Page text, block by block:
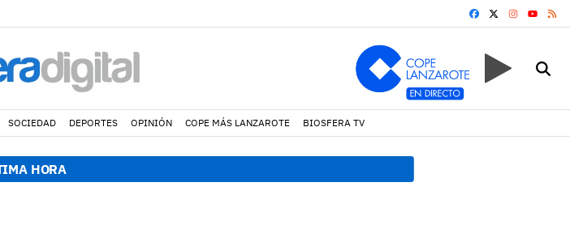
FACEBOOK
YOUTUBE
SOCIEDAD DEPORTES OPINIÓN COPE MÁS LANZAROTE BIOSFERA TV
HORA
alumbrado de la avenida Alcalde Florencio Suárez y 31 calles aledañas